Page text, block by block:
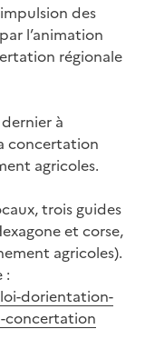
des
l’animation
régionale
à
concertation
agricoles.
trois guides
et corse,
agricoles).
:
dorientation-
concertation